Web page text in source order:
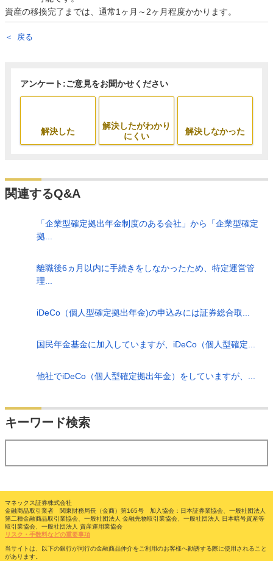
資産の移換完了までは、通常1ヶ月～2ヶ月程度かかります。
戻る
アンケート:ご意見をお聞かせください
解決した
解決したがわかり
にくい
解決しなかった
関連するQ&A
「企業型確定拠出年金制度のある会社」から「企業型確定
拠...
離職後6ヵ月以内に手続きをしなかったため、特定運営管
理...
iDeCo（個人型確定拠出年金)の申込みには証券総合取...
国民年金基金に加入していますが、iDeCo（個人型確定...
他社でiDeCo（個人型確定拠出年金）をしていますが、...
キーワード検索
マネックス証券株式会社
金融商品取引業者 関東財務局長（金商）第165号 加入協会：日本証券業協会、一般社団法人
第二種金融商品取引業協会、一般社団法人 金融先物取引業協会、一般社団法人 日本暗号資産等
取引業協会、一般社団法人 資産運用業協会
リスク・手数料などの重要事項
当サイトは、以下の銀行が同行の金融商品仲介をご利用のお客様へ勧誘する際に使用されること
があります。